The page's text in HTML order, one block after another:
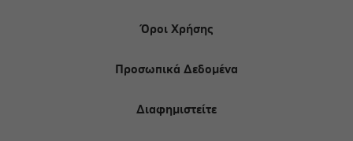
Όροι Χρήσης
Προσωπικά Δεδομένα
Διαφημιστείτε